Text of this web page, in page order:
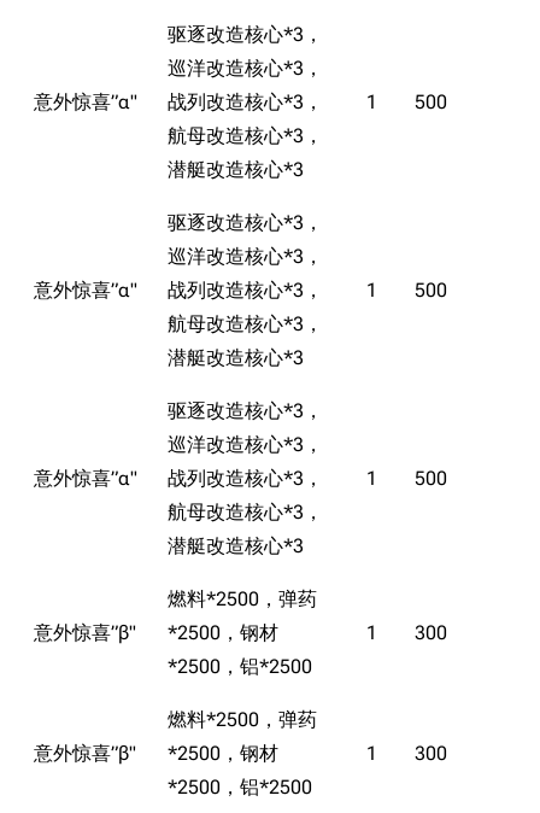
意外惊喜”α"
驱逐改造核心*3，
巡洋改造核心*3，
战列改造核心*3，
航母改造核心*3，
潜艇改造核心*3
1 500
意外惊喜”α"
驱逐改造核心*3，
巡洋改造核心*3，
战列改造核心*3，
航母改造核心*3，
潜艇改造核心*3
1 500
意外惊喜”α"
驱逐改造核心*3，
巡洋改造核心*3，
战列改造核心*3，
航母改造核心*3，
潜艇改造核心*3
1 500
意外惊喜”β"
燃料*2500，弹药
*2500，钢材
*2500，铝*2500
1 300
意外惊喜”β"
燃料*2500，弹药
*2500，钢材
*2500，铝*2500
1 300